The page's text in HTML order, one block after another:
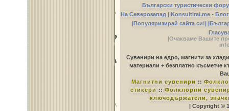
Български туристически
На Северозапад | Konsultirai.me -
|Популяризирай сайта си!|
|Очакваме Вашите
Сувенири на едро, магнити за
материали + безплатно късметче
Магнитни сувенири ::
стикери :: Фолклорни
ключодържатели,
| Copyright ©